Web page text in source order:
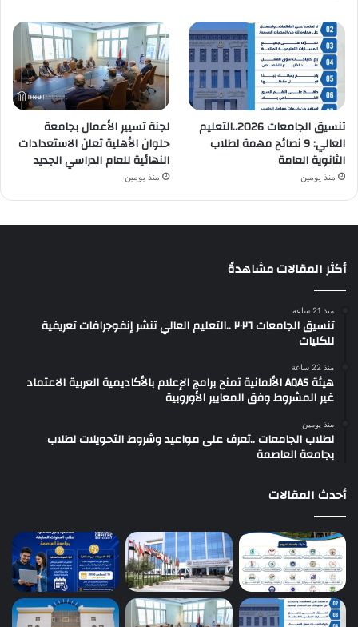
تنسيق الجامعات 2026..التعليم
العالي: 9 نصائح مهمة لطلاب
الثانوية العامة
منذ يومين
لجنة تسيير الأعمال بجامعة
حلوان الأهلية تعلن الاستعدادات
النهائية للعام الدراسي الجديد
منذ يومين
أكثر المقالات مشاهدةً
منذ 21 ساعة
تنسيق الجامعات ٢٠٢٦ ..التعليم العالي تنشر إنفوجرافات تعريفية
للكليات
منذ 22 ساعة
هيئة AQAS الألمانية تمنح برامج الإعلام بالأكاديمية العربية الاعتماد
غير المشروط وفق المعايير الأوروبية
منذ يومين
لطلاب الجامعات ..تعرف على مواعيد وشروط التحويلات لطلاب
بجامعة العاصمة
أحدث المقالات